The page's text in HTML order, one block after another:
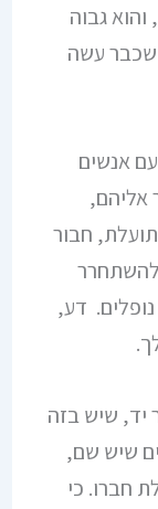
גבוה
שכבר עשה
אנשים
אליהם,
חבור
דע,
יד, שיש בזה
שיש שם,
חברו. כי